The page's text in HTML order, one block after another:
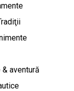
aventură